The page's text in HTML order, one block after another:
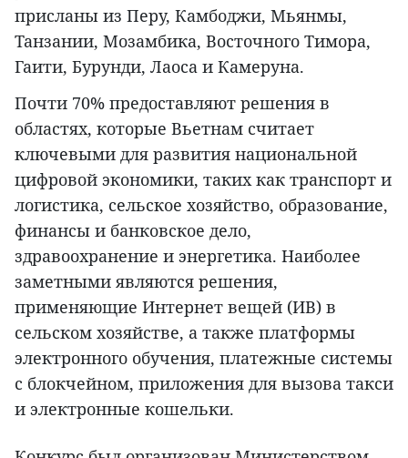
присланы из Перу, Камбоджи, Мьянмы,
Танзании, Мозамбика, Восточного Тимора,
Гаити, Бурунди, Лаоса и Камеруна.
Почти 70% предоставляют решения в
областях, которые Вьетнам считает
ключевыми для развития национальной
цифровой экономики, таких как транспорт и
логистика, сельское хозяйство, образование,
финансы и банковское дело,
здравоохранение и энергетика. Наиболее
заметными являются решения,
применяющие Интернет вещей (ИВ) в
сельском хозяйстве, а также платформы
электронного обучения, платежные системы
с блокчейном, приложения для вызова такси
и электронные кошельки.